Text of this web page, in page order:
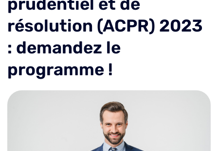
résolution (ACPR) 2023
: demandez le
programme !